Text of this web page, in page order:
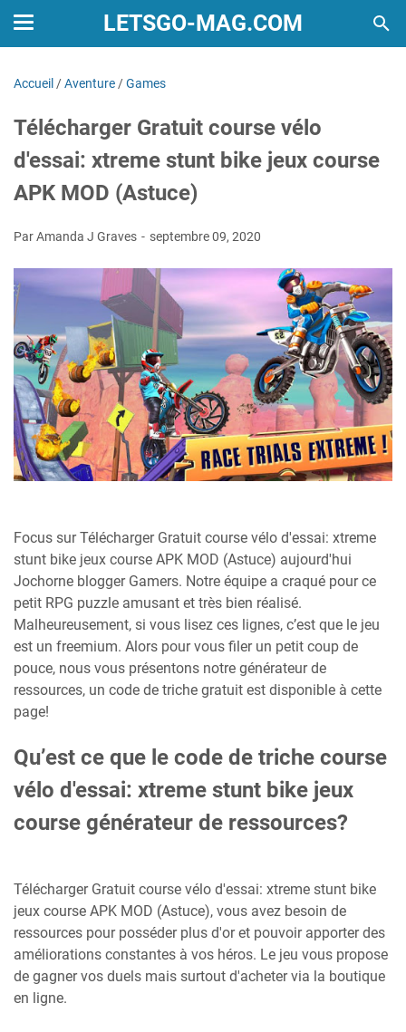
LETSGO-MAG.COM
Accueil /Aventure /Games
Télécharger Gratuit course vélo
d'essai: xtreme stunt bike jeux course
APK MOD (Astuce)
Par Amanda J Graves septembre 09, 2020
Focus sur Télécharger Gratuit course vélo d'essai: xtreme
stunt bike jeux course APK MOD (Astuce) aujourd'hui
Jochorne blogger Gamers. Notre équipe a craqué pour ce
petit RPG puzzle amusant et très bien réalisé.
Malheureusement, si vous lisez ces lignes, c’est que le jeu
est un freemium. Alors pour vous filer un petit coup de
pouce, nous vous présentons notre générateur de
ressources, un code de triche gratuit est disponible à cette
page!
Qu’est ce que le code de triche course
vélo d'essai: xtreme stunt bike jeux
course générateur de ressources?
Télécharger Gratuit course vélo d'essai: xtreme stunt bike
jeux course APK MOD (Astuce), vous avez besoin de
ressources pour posséder plus d'or et pouvoir apporter des
améliorations constantes à vos héros. Le jeu vous propose
de gagner vos duels mais surtout d'acheter via la boutique
en ligne.